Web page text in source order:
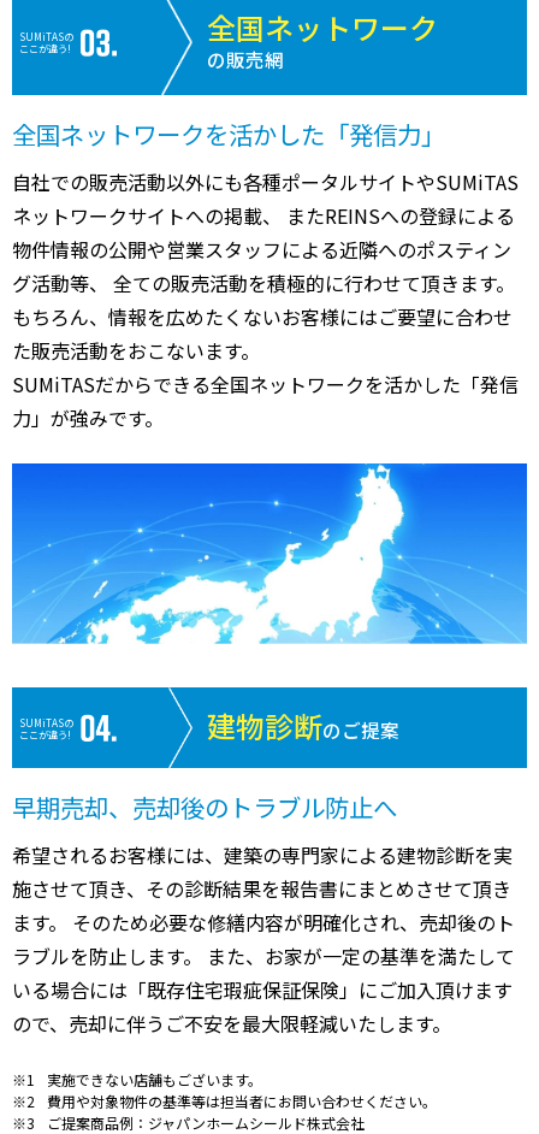
SUMiTASの
ここが違う!
全国ネットワーク
の販売網
全国ネットワークを活かした「発信力」
自社での販売活動以外にも各種ポータルサイトやSUMiTAS
ネットワークサイトへの掲載、 またREINSへの登録による
物件情報の公開や営業スタッフによる近隣へのポスティン
グ活動等、 全ての販売活動を積極的に行わせて頂きます。
もちろん、情報を広めたくないお客様にはご要望に合わせ
た販売活動をおこないます。
SUMiTASだからできる全国ネットワークを活かした「発信
力」が強みです。
SUMiTASの
ここが違う!
建物診断のご提案
早期売却、売却後のトラブル防止へ
希望されるお客様には、建築の専門家による建物診断を実
施させて頂き、その診断結果を報告書にまとめさせて頂き
ます。 そのため必要な修繕内容が明確化され、売却後のト
ラブルを防止します。 また、お家が一定の基準を満たして
いる場合には「既存住宅瑕疵保証保険」にご加入頂けます
ので、売却に伴うご不安を最大限軽減いたします。
実施できない店舗もございます。
費用や対象物件の基準等は担当者にお問い合わせください。
ご提案商品例：ジャパンホームシールド株式会社